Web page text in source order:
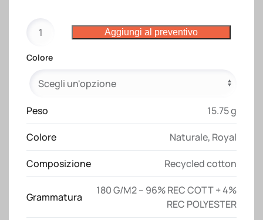
cotone
effetto
180
g/m2
con
chiusura
a
strozzo
quantità
Aggiungi al preventivo
Colore
Peso 15.75 g
Colore Naturale, Royal
Composizione Recycled cotton
Grammatura
180 G/M2 – 96% REC COTT + 4%
REC POLYESTER